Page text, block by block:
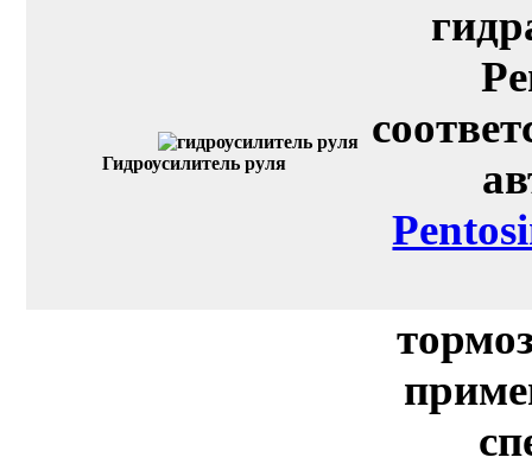
Гидроусилитель руля